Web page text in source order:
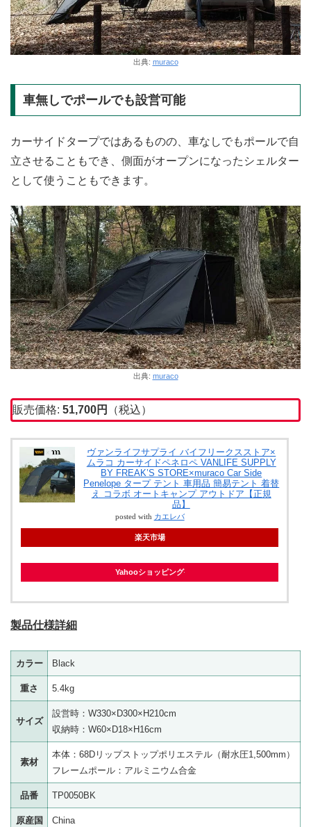
出典: muraco
車無しでポールでも設営可能
カーサイドタープではあるものの、車なしでもポールで自
立させることもでき、側面がオープンになったシェルター
として使うこともできます。
出典: muraco
販売価格: 51,700円 （税込）
ヴァンライフサプライ バイフリークスストア×
ムラコ カーサイドペネロペ VANLIFE SUPPLY
BY FREAK’S STORE×muraco Car Side
Penelope タープ テント 車用品 簡易テント 着替
え コラボ オートキャンプ アウトドア【正規
品】
posted with カエレバ
楽天市場
Yahooショッピング
製品仕様詳細
カラー Black
重さ 5.4kg
サイズ
設営時：W330×D300×H210cm
収納時：W60×D18×H16cm
素材
本体：68Dリップストップポリエステル（耐水圧1,500mm）
フレームポール：アルミニウム合金
品番 TP0050BK
原産国 China